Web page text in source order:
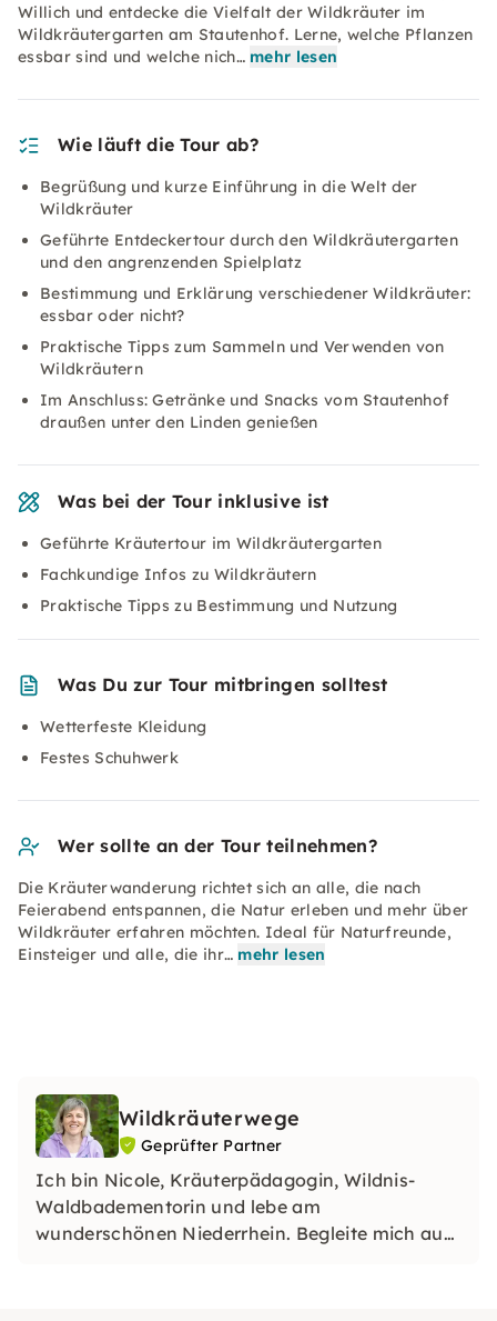
Willich und entdecke die Vielfalt der Wildkräuter im
Wildkräutergarten am Stautenhof. Lerne, welche Pflanzen
essbar sind und welche nich… mehr lesen
Wie läuft die Tour ab?
Begrüßung und kurze Einführung in die Welt der
Wildkräuter
Geführte Entdeckertour durch den Wildkräutergarten
und den angrenzenden Spielplatz
Bestimmung und Erklärung verschiedener Wildkräuter:
essbar oder nicht?
Praktische Tipps zum Sammeln und Verwenden von
Wildkräutern
Im Anschluss: Getränke und Snacks vom Stautenhof
draußen unter den Linden genießen
Was bei der Tour inklusive ist
Geführte Kräutertour im Wildkräutergarten
Fachkundige Infos zu Wildkräutern
Praktische Tipps zu Bestimmung und Nutzung
Was Du zur Tour mitbringen solltest
Wetterfeste Kleidung
Festes Schuhwerk
Wer sollte an der Tour teilnehmen?
Die Kräuterwanderung richtet sich an alle, die nach
Feierabend entspannen, die Natur erleben und mehr über
Wildkräuter erfahren möchten. Ideal für Naturfreunde,
Einsteiger und alle, die ihr… mehr lesen
Wildkräuterwege
Geprüfter Partner
Ich bin Nicole, Kräuterpädagogin, Wildnis-
Waldbadementorin und lebe am
wunderschönen Niederrhein. Begleite mich auf